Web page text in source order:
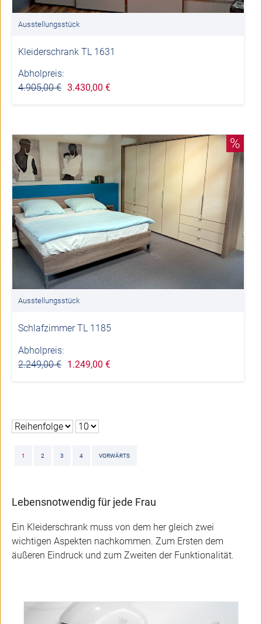
Ausstellungsstück
Kleiderschrank TL 1631
Abholpreis:
4.905,00 € 3.430,00 €
%
Ausstellungsstück
Schlafzimmer TL 1185
Abholpreis:
2.249,00 € 1.249,00 €
1 2 3 4 VORWÄRTS
Lebensnotwendig für jede Frau
Ein Kleiderschrank muss von dem her gleich zwei
wichtigen Aspekten nachkommen. Zum Ersten dem
äußeren Eindruck und zum Zweiten der Funktionalität.